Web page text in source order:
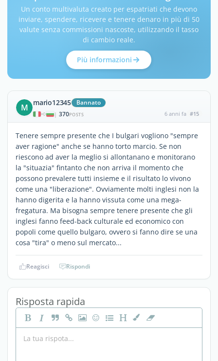
Un conto multivaluta creato per espatriati che devono
inviare, spendere, ricevere e tenere denaro in più di 50
valute senza commissioni nascoste, utilizzando il tasso
di cambio reale.
Più informazioni
M mario12345 Bannato
| 370POSTS 6 anni fa #15
Tenere sempre presente che I bulgari vogliono "sempre
aver ragione" anche se hanno torto marcio. Se non
riescono ad aver la meglio si allontanano e monitorano
la "situazia" fintanto che non arriva il momento che
possono prevalere tutti insieme e il risultato lo vivono
come una "liberazione". Ovviamente molti inglesi non la
hanno digerita e la hanno vissuta come una mega-
fregatura. Ma bisogna sempre tenere presente che gli
inglesi fanno feed-back culturale ed economico con
popoli come quello bulgaro, ovvero si fanno dire se una
cosa "tira" o meno sul mercato...
Reagisci Rispondi
Risposta rapida